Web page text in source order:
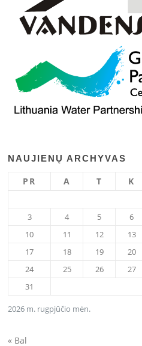
NAUJIENŲ ARCHYVAS
2026 m. rugpjūčio mėn.
PR A T K
3
4 5 6
10
11 12 13
17
18 19 20
24
25 26 27
31
« Bal